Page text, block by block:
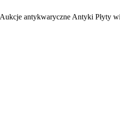
antykwaryczne Antyki Płyty